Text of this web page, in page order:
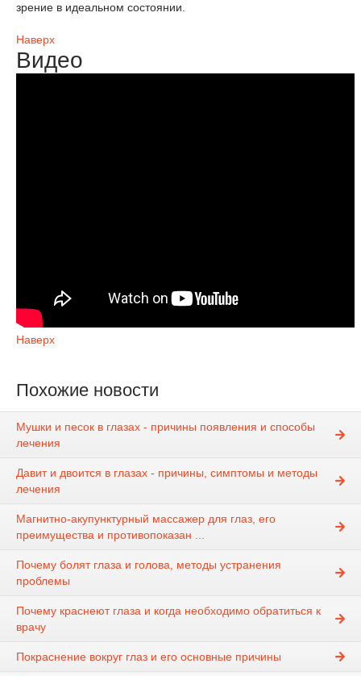
зрение в идеальном состоянии.
Наверх
Видео
Наверх
Похожие новости
Мушки и песок в глазах - причины появления и способы
лечения
Давит и двоится в глазах - причины, симптомы и методы
лечения
Магнитно-акупунктурный массажер для глаз, его
преимущества и противопоказан ...
Почему болят глаза и голова, методы устранения
проблемы
Почему краснеют глаза и когда необходимо обратиться к
врачу
Покраснение вокруг глаз и его основные причины